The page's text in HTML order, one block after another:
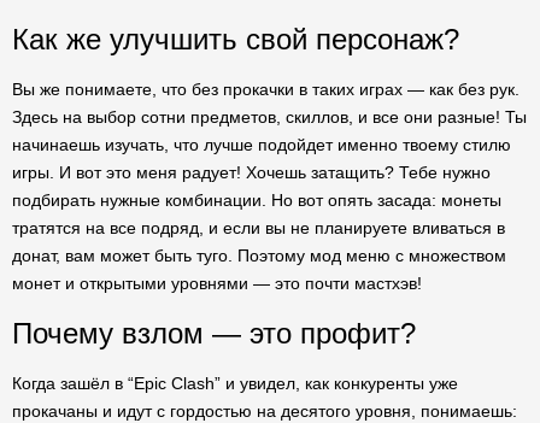
Как же улучшить свой персонаж?
Вы же понимаете, что без прокачки в таких играх — как без рук.
Здесь на выбор сотни предметов, скиллов, и все они разные! Ты
начинаешь изучать, что лучше подойдет именно твоему стилю
игры. И вот это меня радует! Хочешь затащить? Тебе нужно
подбирать нужные комбинации. Но вот опять засада: монеты
тратятся на все подряд, и если вы не планируете вливаться в
донат, вам может быть туго. Поэтому мод меню с множеством
монет и открытыми уровнями — это почти мастхэв!
Почему взлом — это профит?
Когда зашёл в “Epic Clash” и увидел, как конкуренты уже
прокачаны и идут с гордостью на десятого уровня, понимаешь: